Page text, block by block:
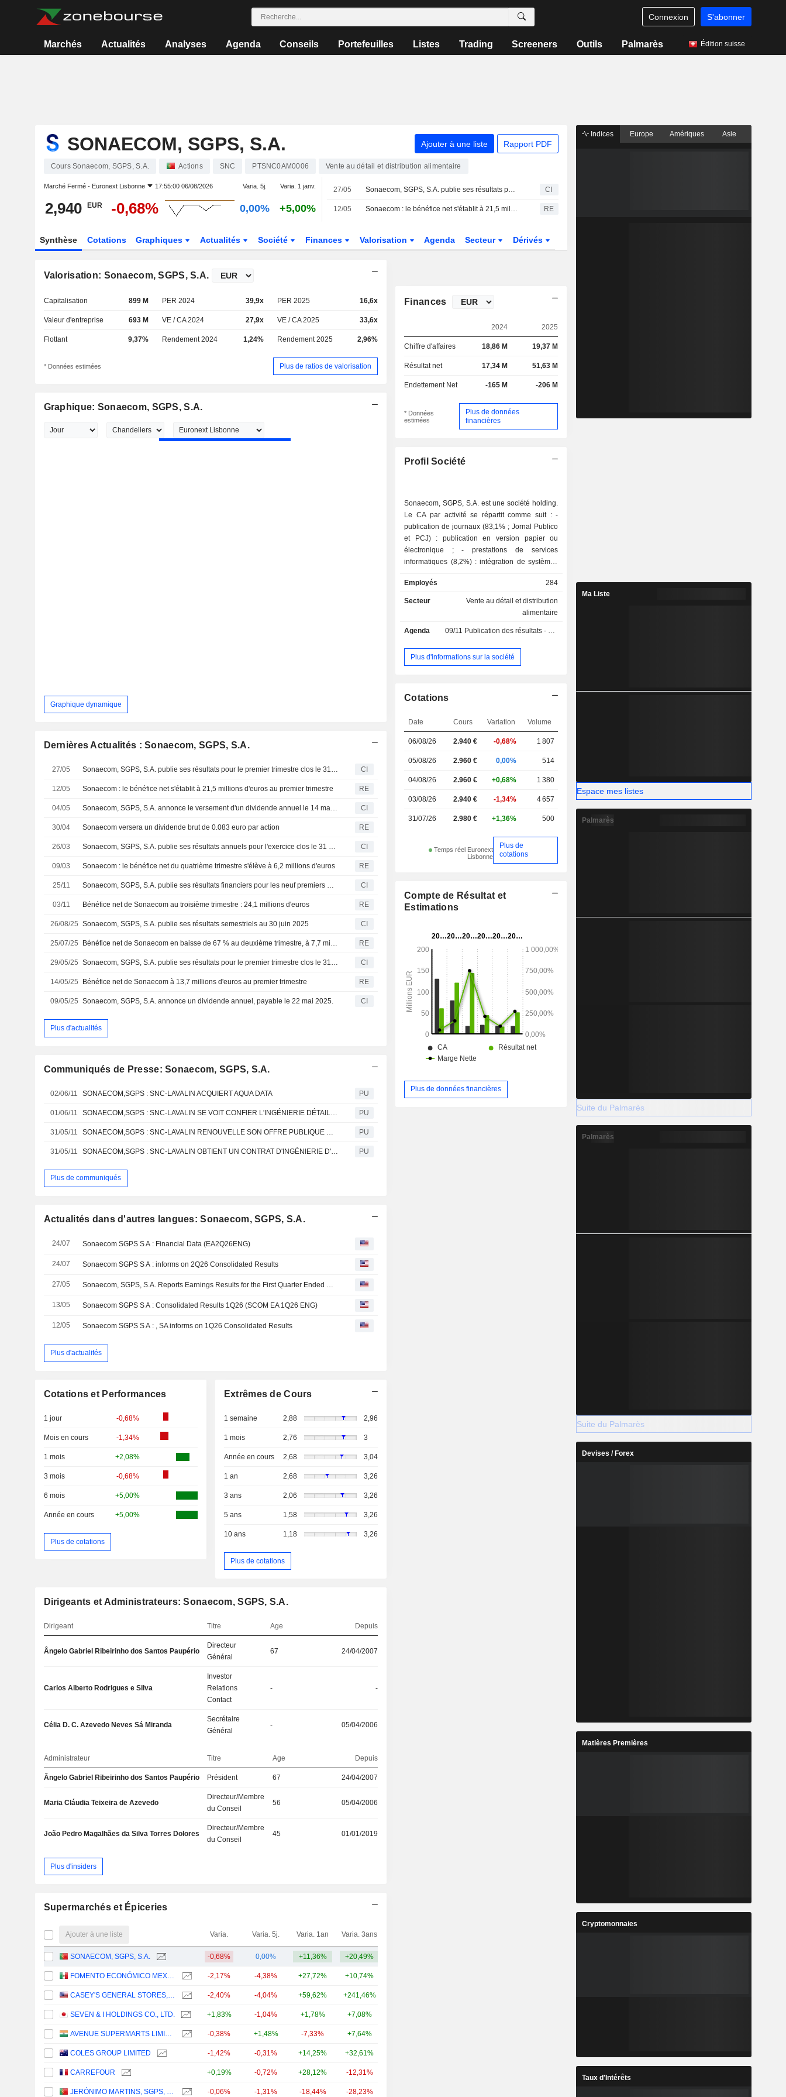
Connexion S'abonner
Marchés Actualités Analyses Agenda Conseils Portefeuilles Listes Trading Screeners Outils Palmarès Édition suisse
SONAECOM, SGPS, S.A. Ajouter à une liste Rapport PDF
Cours Sonaecom, SGPS, S.A. Actions SNC PTSNC0AM0006 Vente au détail et distribution alimentaire
Marché Fermé - Euronext Lisbonne 17:55:00 06/08/2026 Varia. 5j. Varia. 1 janv.
2,940 EUR -0,68% 0,00% +5,00%
27/05 Sonaecom, SGPS, S.A. publie ses résultats pour le premier trimestre clos le 31 mars 2026 CI
12/05 Sonaecom : le bénéfice net s'établit à 21,5 millions d'euros au premier trimestre RE
Synthèse Cotations Graphiques Actualités Société Finances Valorisation Agenda Secteur Dérivés
Valorisation: Sonaecom, SGPS, S.A.
Capitalisation 899 M PER 2024 39,9x PER 2025 16,6x
Valeur d'entreprise 693 M VE / CA 2024 27,9x VE / CA 2025 33,6x
Flottant 9,37% Rendement 2024 1,24% Rendement 2025 2,96%
* Données estimées Plus de ratios de valorisation
Graphique: Sonaecom, SGPS, S.A.
Graphique dynamique
Dernières Actualités : Sonaecom, SGPS, S.A.
27/05 Sonaecom, SGPS, S.A. publie ses résultats pour le premier trimestre clos le 31 mars 2026 CI
12/05 Sonaecom : le bénéfice net s'établit à 21,5 millions d'euros au premier trimestre RE
04/05 Sonaecom, SGPS, S.A. annonce le versement d'un dividende annuel le 14 mai 2026 CI
30/04 Sonaecom versera un dividende brut de 0.083 euro par action RE
26/03 Sonaecom, SGPS, S.A. publie ses résultats annuels pour l'exercice clos le 31 décembre 2025 CI
09/03 Sonaecom : le bénéfice net du quatrième trimestre s'élève à 6,2 millions d'euros RE
25/11 Sonaecom, SGPS, S.A. publie ses résultats financiers pour les neuf premiers mois de 2025 CI
03/11 Bénéfice net de Sonaecom au troisième trimestre : 24,1 millions d'euros RE
26/08/25 Sonaecom, SGPS, S.A. publie ses résultats semestriels au 30 juin 2025 CI
25/07/25 Bénéfice net de Sonaecom en baisse de 67 % au deuxième trimestre, à 7,7 millions d'euros RE
29/05/25 Sonaecom, SGPS, S.A. publie ses résultats pour le premier trimestre clos le 31 mars 2025 CI
14/05/25 Bénéfice net de Sonaecom à 13,7 millions d'euros au premier trimestre RE
09/05/25 Sonaecom, SGPS, S.A. annonce un dividende annuel, payable le 22 mai 2025. CI
Plus d'actualités
Communiqués de Presse: Sonaecom, SGPS, S.A.
02/06/11 SONAECOM,SGPS : SNC-LAVALIN ACQUIERT AQUA DATA PU
01/06/11 PU
31/05/11 PU
31/05/11 PU
Plus de communiqués
Actualités dans d'autres langues: Sonaecom, SGPS, S.A.
24/07 Sonaecom SGPS S A : Financial Data (EA2Q26ENG)
24/07 Sonaecom SGPS S A : informs on 2Q26 Consolidated Results
27/05
13/05 Sonaecom SGPS S A : Consolidated Results 1Q26 (SCOM EA 1Q26 ENG)
12/05 Sonaecom SGPS S A : , SA informs on 1Q26 Consolidated Results
Plus d'actualités
Cotations et Performances
1 jour -0,68%
Mois en cours -1,34%
1 mois +2,08%
3 mois -0,68%
6 mois +5,00%
Année en cours +5,00%
Plus de cotations
Extrêmes de Cours
1 semaine 2,88 2,96
1 mois 2,76 3
Année en cours 2,68 3,04
1 an 2,68 3,26
3 ans 2,06 3,26
5 ans 1,58 3,26
10 ans 1,18 3,26
Plus de cotations
Dirigeants et Administrateurs: Sonaecom, SGPS, S.A.
Dirigeant Titre Age Depuis
Ângelo Gabriel Ribeirinho dos Santos Paupério
Directeur
Général
67 24/04/2007
Carlos Alberto Rodrigues e Silva
Investor
Relations
Contact
- -
Célia D. C. Azevedo Neves Sá Miranda
Secrétaire
Général
- 05/04/2006
Administrateur Titre Age Depuis
Ângelo Gabriel Ribeirinho dos Santos Paupério Président 67 24/04/2007
Maria Cláudia Teixeira de Azevedo
Directeur/Membre
du Conseil
56 05/04/2006
João Pedro Magalhães da Silva Torres Dolores
Directeur/Membre
du Conseil
45 01/01/2019
Plus d'insiders
Supermarchés et Épiceries
Ajouter à une liste Varia. Varia. 5j. Varia. 1an Varia. 3ans
SONAECOM, SGPS, S.A. -0,68% 0,00% +11,36% +20,49%
FOMENTO ECONÓMICO MEXICANO, S.A.B. DE C.V. -2,17% -4,38% +27,72% +10,74%
CASEY'S GENERAL STORES, INC. -2,40% -4,04% +59,62% +241,46%
SEVEN & I HOLDINGS CO., LTD. +1,83% -1,04% +1,78% +7,08%
AVENUE SUPERMARTS LIMITED -0,38% +1,48% -7,33% +7,64%
COLES GROUP LIMITED -1,42% -0,31% +14,25% +32,61%
CARREFOUR +0,19% -0,72% +28,12% -12,31%
JERÓNIMO MARTINS, SGPS, S.A. -0,06% -1,31% -18,44% -28,23%
Finances
2024 2025
Chiffre d'affaires 18,86 M 19,37 M
Résultat net 17,34 M 51,63 M
Endettement Net -165 M -206 M
* Données
estimées
Plus de données
financières
Profil Société
Sonaecom, SGPS, S.A. est une société holding.
Le CA par activité se répartit comme suit : -
publication de journaux (83,1% ; Jornal Publico
et PCJ) : publication en version papier ou
électronique ; - prestations de services
informatiques (8,2%) : intégration de systèmes
Employés
284
Secteur
Vente au détail et distribution
alimentaire
Agenda 09/11 Publication des résultats - Q3 2026
Plus d'informations sur la société
Cotations
Date Cours Variation Volume
06/08/26 2.940 € -0,68% 1 807
05/08/26 2.960 € 0,00% 514
04/08/26 2.960 € +0,68% 1 380
03/08/26 2.940 € -1,34% 4 657
31/07/26 2.980 € +1,36% 500
Temps réel Euronext
Lisbonne
Plus de
cotations
Compte de Résultat et
Estimations
Plus de données financières
Indices Europe Amériques Asie
Ma Liste
Espace mes listes
Palmarès
Suite du Palmarès
Palmarès
Suite du Palmarès
Devises / Forex
Matières Premières
Cryptomonnaies
Taux d'Intérêts